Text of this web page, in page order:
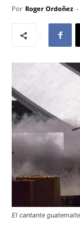
Por Roger Ordoñez -
El cantante